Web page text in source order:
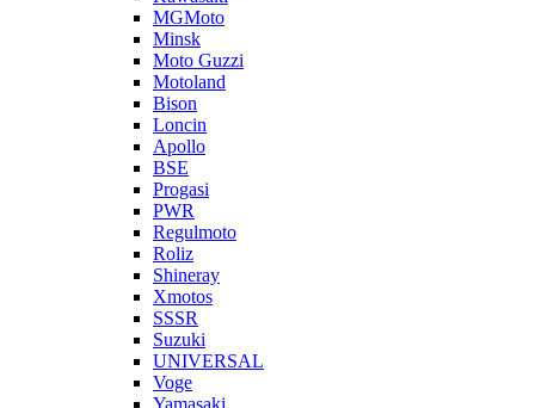
MGMoto
Minsk
Moto Guzzi
Motoland
Bison
Loncin
Apollo
BSE
Progasi
PWR
Regulmoto
Roliz
Shineray
Xmotos
SSSR
Suzuki
UNIVERSAL
Voge
Yamasaki